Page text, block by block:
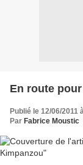
En route
Publié le 12/06/2011
Par Fabrice Moustic